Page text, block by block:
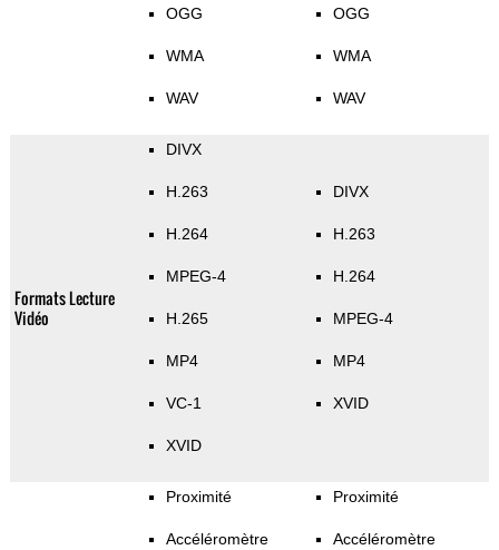
OGG
WMA
WAV
OGG
WMA
WAV
Formats Lecture
Vidéo
DIVX
H.263
H.264
MPEG-4
H.265
MP4
VC-1
XVID
DIVX
H.263
H.264
MPEG-4
MP4
XVID
Proximité
Accéléromètre
Proximité
Accéléromètre